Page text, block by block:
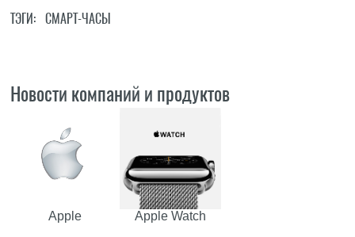
ТЭГИ: СМАРТ-ЧАСЫ
Новости компаний и продуктов
Apple Apple Watch